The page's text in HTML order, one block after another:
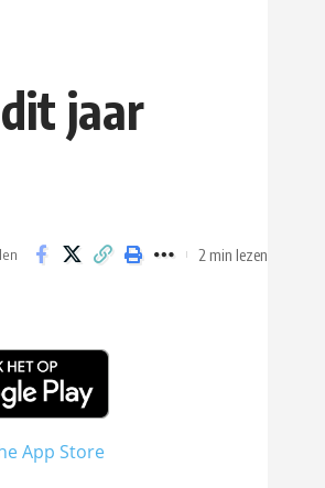
jaar
2 min lezen